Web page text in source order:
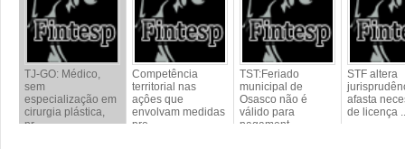
TJ-GO: Médico,
sem
especialização em
cirurgia plástica,
pr...
Competência
territorial nas
açôes que
envolvam medidas
pro...
TST:Feriado
municipal de
Osasco não é
válido para
pagament...
STF altera
afasta
de licença